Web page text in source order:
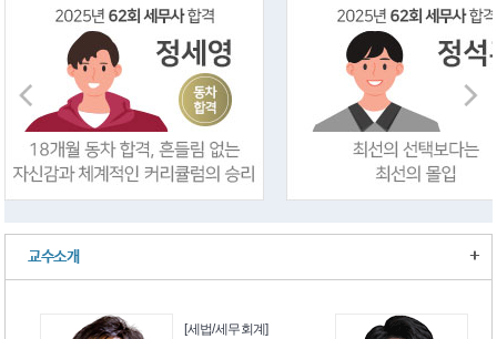
교수소개 +
[세법/세무회계] [재무회계]